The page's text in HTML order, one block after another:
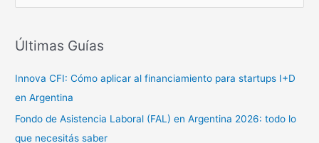
c
r
p
o
r
Últimas Guías
Innova CFI: Cómo aplicar al financiamiento para startups I+D
en Argentina
Fondo de Asistencia Laboral (FAL) en Argentina 2026: todo lo
que necesitás saber